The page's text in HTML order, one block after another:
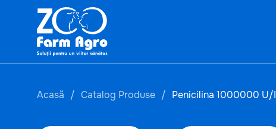
Acasă Catalog Produse Penicilina 1000000 U/I